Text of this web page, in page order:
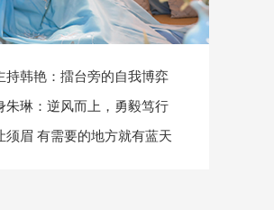
持韩艳：擂台旁的自我博弈
朱琳：逆风而上，勇毅笃行
须眉 有需要的地方就有蓝天